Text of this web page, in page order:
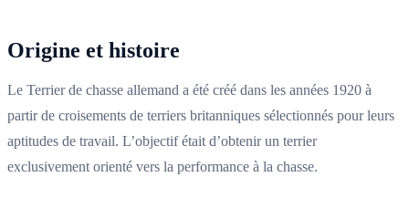
Origine et histoire
Le Terrier de chasse allemand a été créé dans les années 1920 à
partir de croisements de terriers britanniques sélectionnés pour leurs
aptitudes de travail. L’objectif était d’obtenir un terrier
exclusivement orienté vers la performance à la chasse.